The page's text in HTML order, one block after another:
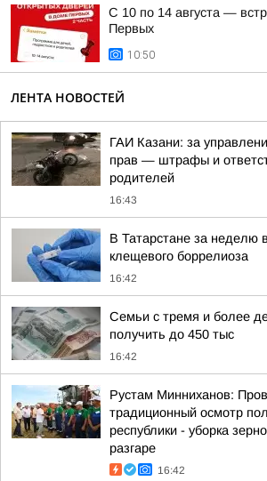
С 10 по 14 августа —
Первых
10:50
ЛЕНТА НОВОСТЕЙ
ГАИ Казани: за
прав — штрафы и
родителей
16:43
В Татарстане за неделю
клещевого боррелиоза
16:42
Семьи с тремя и более
получить до 450 тыс
16:42
Рустам Минниханов:
традиционный осмотр
республики - уборка
разгаре
16:42